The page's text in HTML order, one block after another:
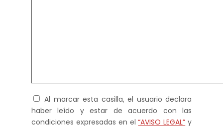
Al marcar esta casilla, el usuario declara
haber leído y estar de acuerdo con las
condiciones expresadas en el“AVISO LEGAL” y